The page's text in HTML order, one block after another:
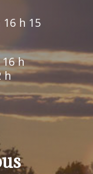
h 15
h
h